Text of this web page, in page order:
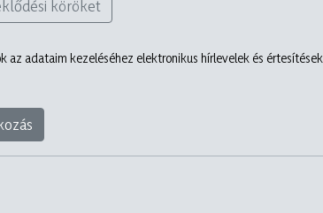
köröket
az adataim kezeléséhez elektronikus hírlevelek és értesítések